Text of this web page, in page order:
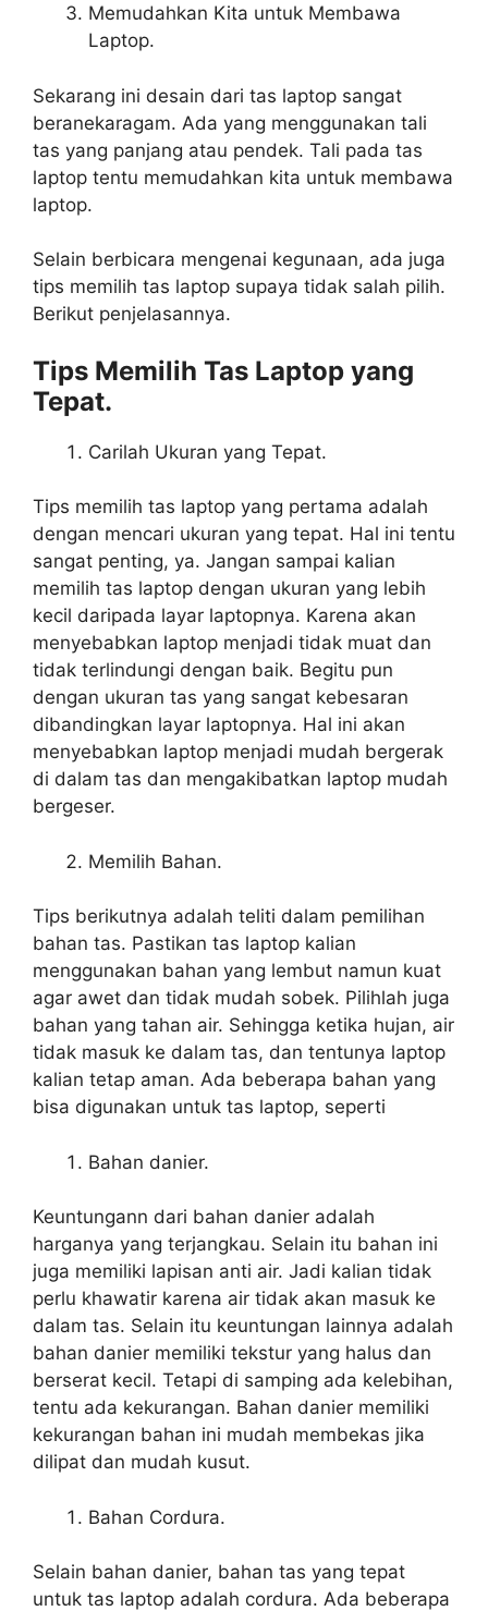
Memudahkan Kita untuk Membawa
Laptop.
Sekarang ini desain dari tas laptop sangat
beranekaragam. Ada yang menggunakan tali
tas yang panjang atau pendek. Tali pada tas
laptop tentu memudahkan kita untuk membawa
laptop.
Selain berbicara mengenai kegunaan, ada juga
tips memilih tas laptop supaya tidak salah pilih.
Berikut penjelasannya.
Tips Memilih Tas Laptop yang
Tepat.
Carilah Ukuran yang Tepat.
Tips memilih tas laptop yang pertama adalah
dengan mencari ukuran yang tepat. Hal ini tentu
sangat penting, ya. Jangan sampai kalian
memilih tas laptop dengan ukuran yang lebih
kecil daripada layar laptopnya. Karena akan
menyebabkan laptop menjadi tidak muat dan
tidak terlindungi dengan baik. Begitu pun
dengan ukuran tas yang sangat kebesaran
dibandingkan layar laptopnya. Hal ini akan
menyebabkan laptop menjadi mudah bergerak
di dalam tas dan mengakibatkan laptop mudah
bergeser.
Memilih Bahan.
Tips berikutnya adalah teliti dalam pemilihan
bahan tas. Pastikan tas laptop kalian
menggunakan bahan yang lembut namun kuat
agar awet dan tidak mudah sobek. Pilihlah juga
bahan yang tahan air. Sehingga ketika hujan, air
tidak masuk ke dalam tas, dan tentunya laptop
kalian tetap aman. Ada beberapa bahan yang
bisa digunakan untuk tas laptop, seperti
Bahan danier.
Keuntungann dari bahan danier adalah
harganya yang terjangkau. Selain itu bahan ini
juga memiliki lapisan anti air. Jadi kalian tidak
perlu khawatir karena air tidak akan masuk ke
dalam tas. Selain itu keuntungan lainnya adalah
bahan danier memiliki tekstur yang halus dan
berserat kecil. Tetapi di samping ada kelebihan,
tentu ada kekurangan. Bahan danier memiliki
kekurangan bahan ini mudah membekas jika
dilipat dan mudah kusut.
Bahan Cordura.
Selain bahan danier, bahan tas yang tepat
untuk tas laptop adalah cordura. Ada beberapa